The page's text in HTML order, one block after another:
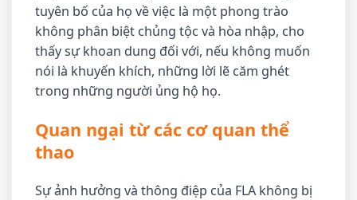
tuyên bố của họ về việc là một phong trào
không phân biệt chủng tộc và hòa nhập, cho
thấy sự khoan dung đối với, nếu không muốn
nói là khuyến khích, những lời lẽ căm ghét
trong những người ủng hộ họ.
Quan ngại từ các cơ quan thể
thao
Sự ảnh hưởng và thông điệp của FLA không bị